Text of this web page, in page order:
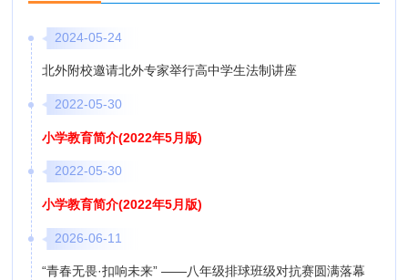
2024-05-24
北外附校邀请北外专家举行高中学生法制讲座
2022-05-30
小学教育简介(2022年5月版)
2022-05-30
小学教育简介(2022年5月版)
2026-06-11
“青春无畏·扣响未来” ——八年级排球班级对抗赛圆满落幕